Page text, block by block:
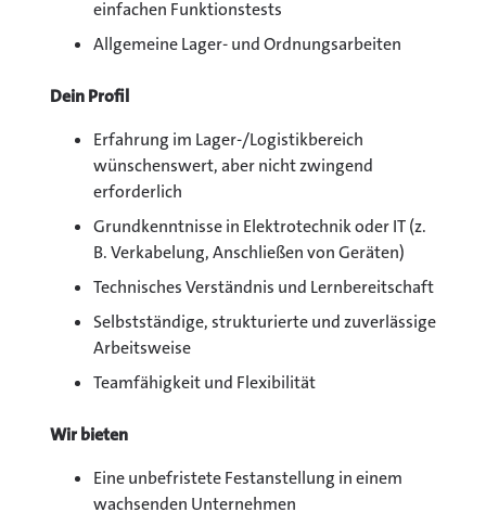
einfachen Funktionstests
Allgemeine Lager- und Ordnungsarbeiten
Dein Profil
Erfahrung im Lager-/Logistikbereich
wünschenswert, aber nicht zwingend
erforderlich
Grundkenntnisse in Elektrotechnik oder IT (z.
B. Verkabelung, Anschließen von Geräten)
Technisches Verständnis und Lernbereitschaft
Selbstständige, strukturierte und zuverlässige
Arbeitsweise
Teamfähigkeit und Flexibilität
Wir bieten
Eine unbefristete Festanstellung in einem
wachsenden Unternehmen